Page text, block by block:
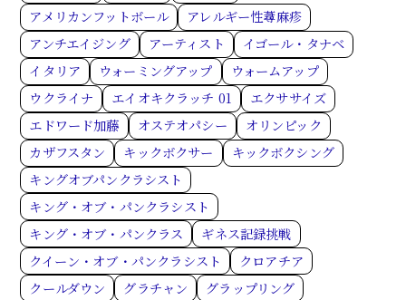
アメリカンフットボール
アレルギー性蕁麻疹
アンチエイジング
アーティスト
イゴール・タナベ
イタリア
ウォーミングアップ
ウォームアップ
ウクライナ
エイオキクラッチ 01
エクササイズ
エドワード加藤
オステオパシー
オリンピック
カザフスタン
キックボクサー
キックボクシング
キングオブパンクラシスト
キング・オブ・パンクラシスト
キング・オブ・パンクラス
ギネス記録挑戦
クイーン・オブ・パンクラシスト
クロアチア
クールダウン
グラチャン
グラップリング